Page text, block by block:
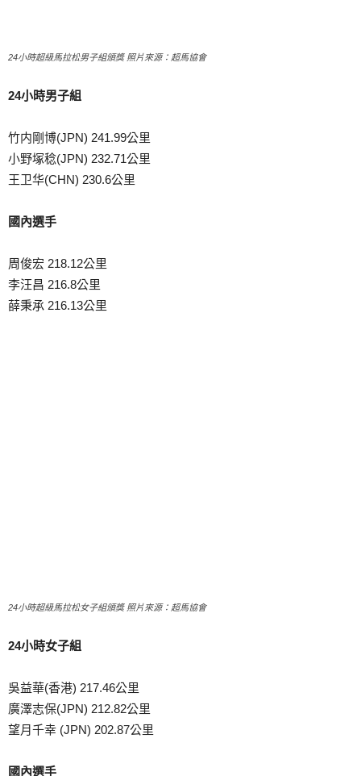
24小時超級馬拉松男子組頒獎 照片來源：超馬協會
24小時男子組
竹内剛博(JPN) 241.99公里
小野塚稔(JPN) 232.71公里
王卫华(CHN) 230.6公里
國內選手
周俊宏 218.12公里
李汪昌 216.8公里
薛秉承 216.13公里
24小時超級馬拉松女子組頒獎 照片來源：超馬協會
24小時女子組
吳益華(香港) 217.46公里
廣澤志保(JPN) 212.82公里
望月千幸 (JPN) 202.87公里
國內選手